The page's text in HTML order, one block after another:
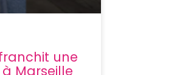
une
Marseille